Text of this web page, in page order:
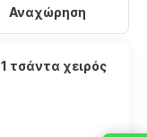
Αναχώρηση
1 τσάντα χειρός